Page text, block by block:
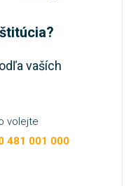
vaších
volejte
481 001 000